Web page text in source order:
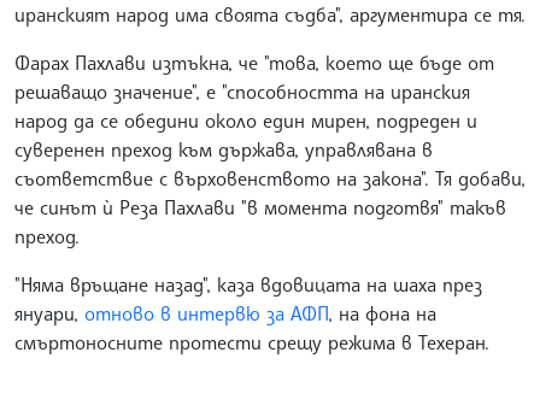
иранският народ има своята съдба", аргументира се тя.
Фарах Пахлави изтъкна, че "това, което ще бъде от
решаващо значение", е "способността на иранския
народ да се обедини около един мирен, подреден и
суверенен преход към държава, управлявана в
съответствие с върховенството на закона". Тя добави,
че синът ѝ Реза Пахлави "в момента подготвя" такъв
преход.
"Няма връщане назад", каза вдовицата на шаха през
януари, отново в интервю за АФП, на фона на
смъртоносните протести срещу режима в Техеран.